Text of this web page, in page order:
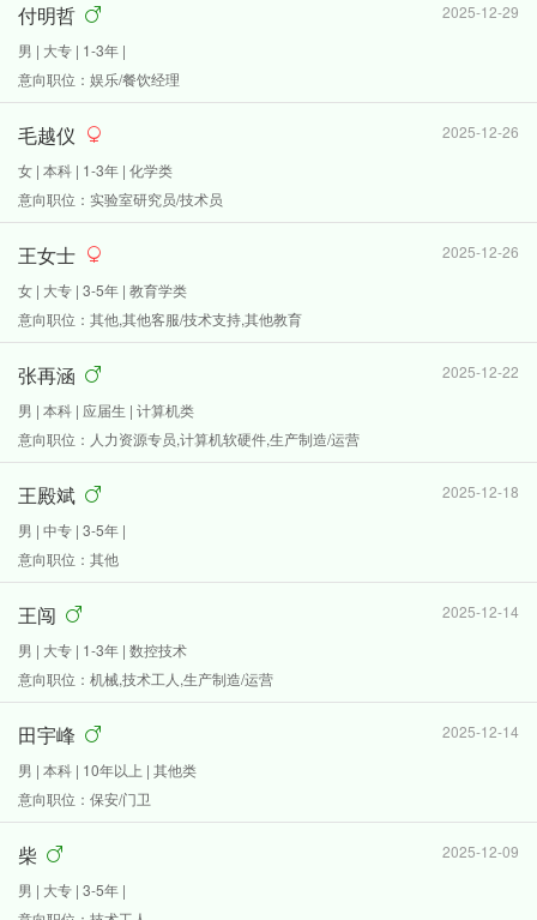
付明哲
2025-12-29
男 | 大专 | 1-3年 |
意向职位：娱乐/餐饮经理
毛越仪
2025-12-26
女 | 本科 | 1-3年 | 化学类
意向职位：实验室研究员/技术员
王女士
2025-12-26
女 | 大专 | 3-5年 | 教育学类
意向职位：其他,其他客服/技术支持,其他教育
张再涵
2025-12-22
男 | 本科 | 应届生 | 计算机类
意向职位：人力资源专员,计算机软硬件,生产制造/运营
王殿斌
2025-12-18
男 | 中专 | 3-5年 |
意向职位：其他
王闯
2025-12-14
男 | 大专 | 1-3年 | 数控技术
意向职位：机械,技术工人,生产制造/运营
田宇峰
2025-12-14
男 | 本科 | 10年以上 | 其他类
意向职位：保安/门卫
柴
2025-12-09
男 | 大专 | 3-5年 |